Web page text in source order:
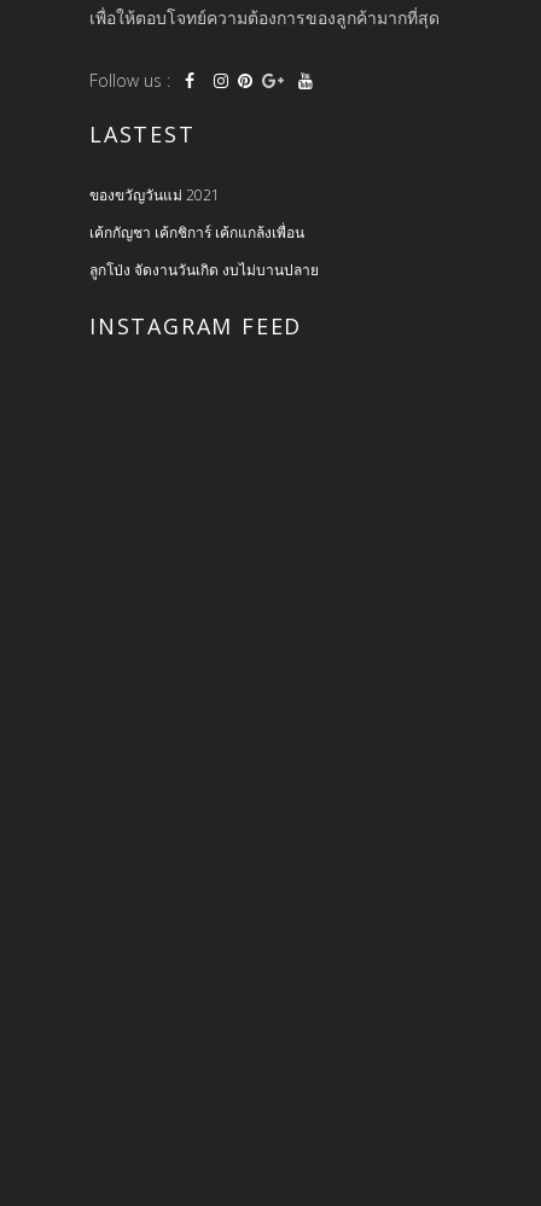
เพื่อให้ตอบโจทย์ความต้องการของลูกค้ามากที่สุด
Follow us :
LASTEST
ของขวัญวันแม่ 2021
เค้กกัญชา เค้กชิการ์ เค้กแกล้งเพื่อน
ลูกโป่ง จัดงานวันเกิด งบไม่บานปลาย
INSTAGRAM FEED